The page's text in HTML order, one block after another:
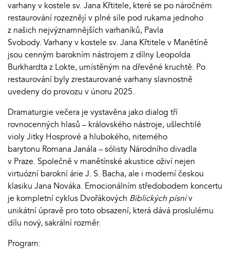
varhany v kostele sv. Jana Křtitele, které se po náročném
restaurování rozeznějí v plné síle pod rukama jednoho
z našich nejvýznamnějších varhaníků, Pavla
Svobody. Varhany v kostele sv. Jana Křtitele v Manětíně
jsou cenným barokním nástrojem z dílny Leopolda
Burkhardta z Lokte, umístěným na dřevěné kruchtě. Po
restaurování byly zrestaurované varhany slavnostně
uvedeny do provozu v únoru 2025.
Dramaturgie večera je vystavěna jako dialog tří
rovnocenných hlasů – královského nástroje, ušlechtilé
violy Jitky Hosprové a hlubokého, niterného
barytonu Romana Janála – sólisty Národního divadla
v Praze. Společně v manětínské akustice oživí nejen
virtuózní barokní árie J. S. Bacha, ale i moderní českou
klasiku Jana Nováka. Emocionálním středobodem koncertu
je kompletní cyklus Dvořákových Biblických písnív
unikátní úpravě pro toto obsazení, která dává proslulému
dílu nový, sakrální rozměr.
Program: